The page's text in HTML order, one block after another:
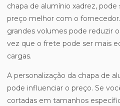
chapa de alumínio xadrez,
preço melhor com o
grandes volumes pode reduzir
vez que o frete pode ser mais
cargas.
A personalização da chapa de
pode influenciar o preço. Se
cortadas em tamanhos